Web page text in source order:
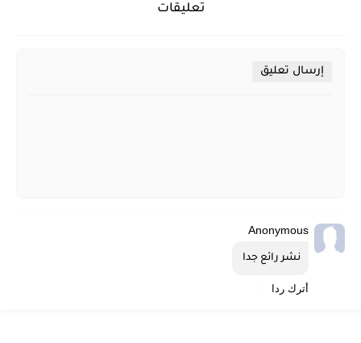
تعليقات
إرسال تعليق
Anonymous
نشر رائع جدا
أترك ردا